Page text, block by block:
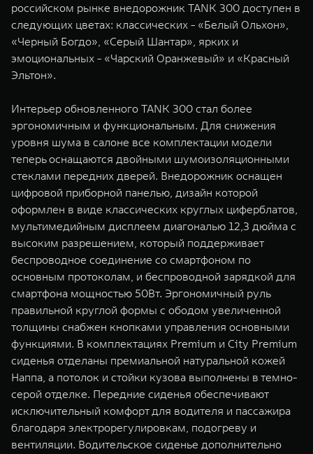
российском рынке внедорожник TANK 300 доступен в
следующих цветах: классических - «Белый Ольхон»,
«Черный Богдо», «Серый Шантар», ярких и
эмоциональных - «Чарский Оранжевый» и «Красный
Эльтон».
Интерьер обновленного TANK 300 стал более
эргономичным и функциональным. Для снижения
уровня шума в салоне все комплектации модели
теперь оснащаются двойными шумоизоляционными
стеклами передних дверей. Внедорожник оснащен
цифровой приборной панелью, дизайн которой
оформлен в виде классических круглых циферблатов,
мультимедийным дисплеем диагональю 12,3 дюйма с
высоким разрешением, который поддерживает
беспроводное соединение со смартфоном по
основным протоколам, и беспроводной зарядкой для
смартфона мощностью 50Вт. Эргономичный руль
правильной круглой формы с ободом увеличенной
толщины снабжен кнопками управления основными
функциями. В комплектациях Premium и City Premium
сиденья отделаны премиальной натуральной кожей
Наппа, а потолок и стойки кузова выполнены в темно-
серой отделке. Передние сиденья обеспечивают
исключительный комфорт для водителя и пассажира
благодаря электрорегулировкам, подогреву и
вентиляции. Водительское сиденье дополнительно